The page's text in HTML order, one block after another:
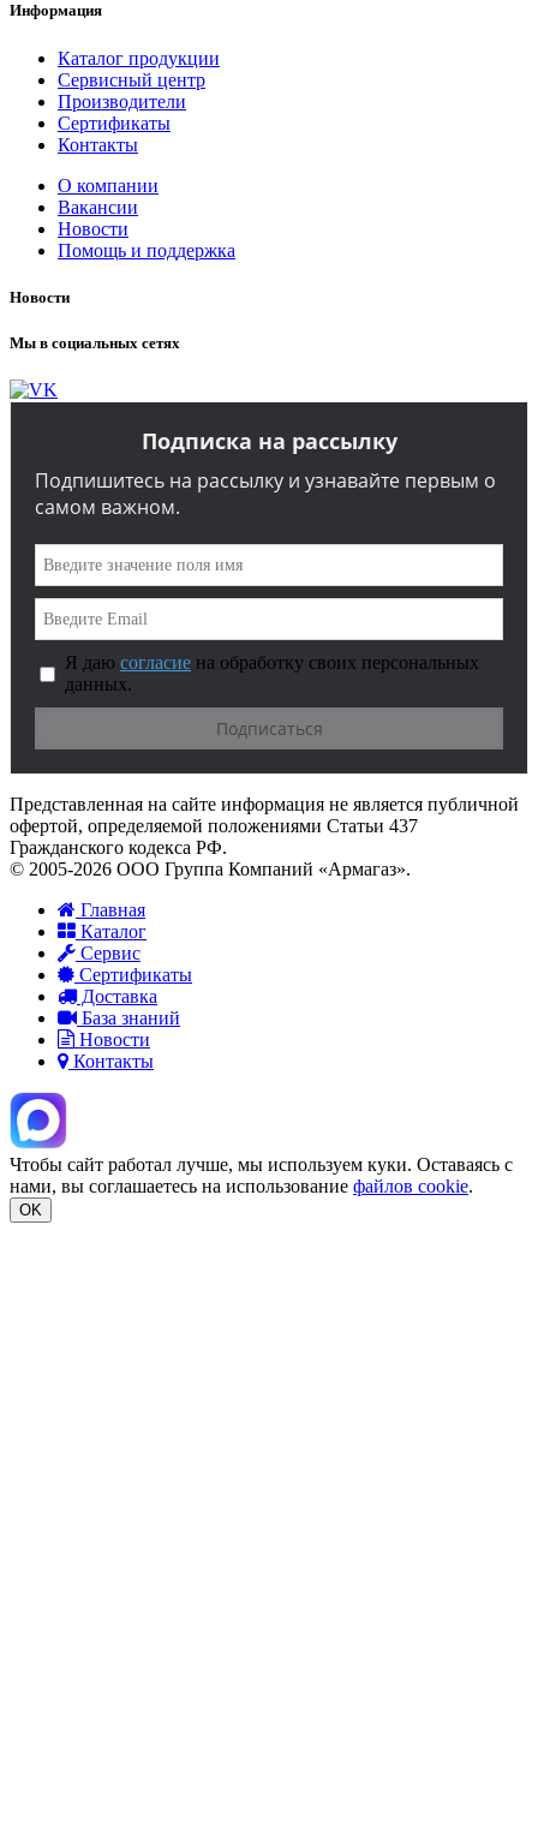
Информация
Каталог продукции
Сервисный центр
Производители
Сертификаты
Контакты
О компании
Вакансии
Новости
Помощь и поддержка
Новости
Мы в социальных сетях
Подписка на рассылку
Подпишитесь на рассылку и узнавайте первым о
самом важном.
Я даю согласие на обработку своих персональных
данных.
Представленная на сайте информация не является публичной
офертой, определяемой положениями Статьи 437
Гражданского кодекса РФ.
© 2005-2026 ООО Группа Компаний «Армагаз».
Главная
Каталог
Сервис
Сертификаты
Доставка
База знаний
Новости
Контакты
Чтобы сайт работал лучше, мы используем куки. Оставаясь с
нами, вы соглашаетесь на использование файлов cookie.
OK